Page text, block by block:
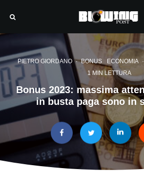
PIETRO GIORDANO · BONUS ECONOMIA ·
1 MIN LETTURA
Bonus 2023: massima
in busta paga sono in